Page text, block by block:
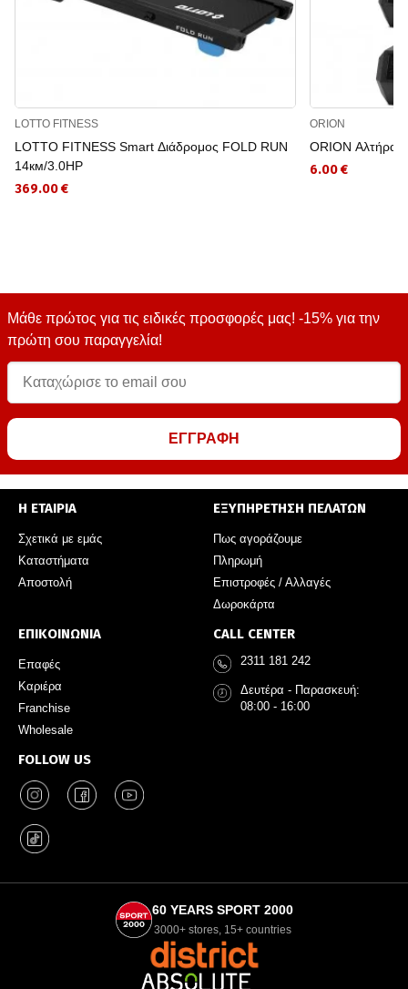
LOTTO FITNESS
LOTTO FITNESS Smart Διάδρομος FOLD RUN
14км/3.0HP
369.00 €
ORION
ORION Αλτήρας
6.00 €
Μάθε πρώτος για τις ειδικές προσφορές μας! -15% για την
πρώτη σου παραγγελία!
ΕΓΓΡΑΦΗ
Η ΕΤΑΙΡΙΑ
Σχετικά με εμάς
Καταστήματα
Αποστολή
ΕΞΥΠΗΡΕΤΗΣΗ ΠΕΛΑΤΩΝ
Πως αγοράζουμε
Πληρωμή
Επιστροφές / Αλλαγές
Δωροκάρτα
ΕΠΙΚΟΙΝΩΝΙΑ
Επαφές
Καριέρα
Franchise
Wholesale
FOLLOW US
CALL CENTER
2311 181 242
Δευτέρα - Παρασκευή:
08:00 - 16:00
60 YEARS SPORT 2000
3000+ stores, 15+ countries